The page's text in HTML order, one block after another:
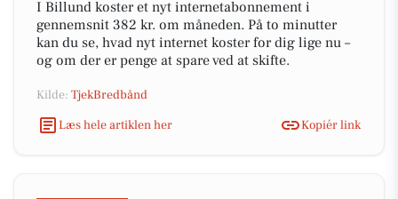
I Billund koster et nyt internetabonnement i
gennemsnit 382 kr. om måneden. På to minutter
kan du se, hvad nyt internet koster for dig lige nu –
og om der er penge at spare ved at skifte.
Kilde: TjekBredbånd
Læs hele artiklen her
Kopiér link